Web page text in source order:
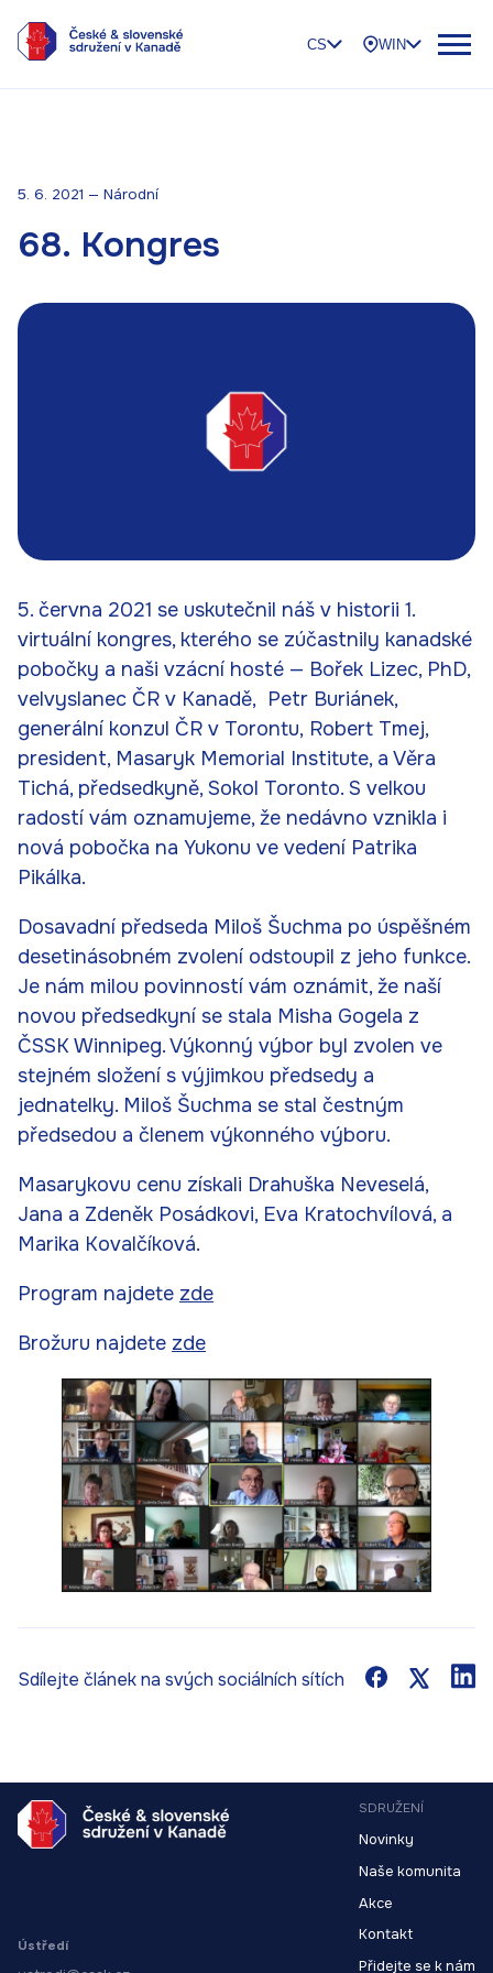
CS WIN
5. 6. 2021 — Národní
68. Kongres
5. června 2021 se uskutečnil náš v historii 1.
virtuální kongres, kterého se zúčastnily kanadské
pobočky a naši vzácní hosté — Bořek Lizec, PhD,
velvyslanec ČR v Kanadě, Petr Buriánek,
generální konzul ČR v Torontu, Robert Tmej,
president, Masaryk Memorial Institute, a Věra
Tichá, předsedkyně, Sokol Toronto. S velkou
radostí vám oznamujeme, že nedávno vznikla i
nová pobočka na Yukonu ve vedení Patrika
Pikálka.
Dosavadní předseda Miloš Šuchma po úspěšném
desetinásobném zvolení odstoupil z jeho funkce.
Je nám milou povinností vám oznámit, že naší
novou předsedkyní se stala Misha Gogela z
ČSSK Winnipeg. Výkonný výbor byl zvolen ve
stejném složení s výjimkou předsedy a
jednatelky. Miloš Šuchma se stal čestným
předsedou a členem výkonného výboru.
Masarykovu cenu získali Drahuška Neveselá,
Jana a Zdeněk Posádkovi, Eva Kratochvílová, a
Marika Kovalčíková.
Program najdete zde
Brožuru najdete zde
Sdílejte článek na svých sociálních sítích
Ústředí
SDRUŽENÍ
Novinky
Naše komunita
Akce
Kontakt
Přidejte se k nám